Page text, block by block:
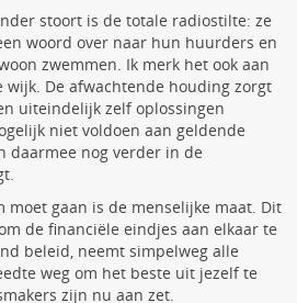
stoort is de totale radiostilte: ze
woord over naar hun huurders en
zwemmen. Ik merk het ook aan
wijk. De afwachtende houding zorgt
uiteindelijk zelf oplossingen
niet voldoen aan geldende
daarmee nog verder in de
moet gaan is de menselijke maat. Dit
de financiële eindjes aan elkaar te
beleid, neemt simpelweg alle
weg om het beste uit jezelf te
zijn nu aan zet.